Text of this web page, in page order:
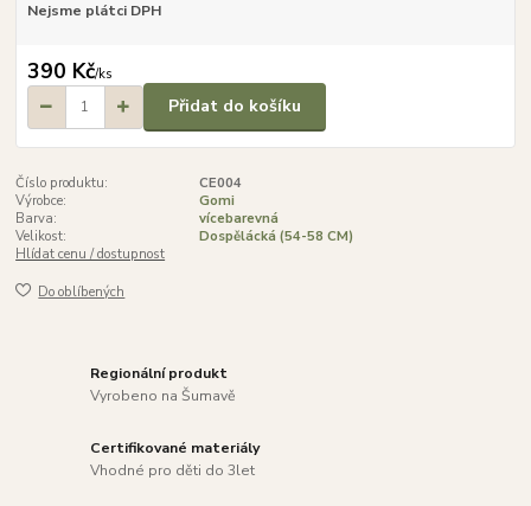
Nejsme plátci DPH
390 Kč/ks
Přidat do košíku
Číslo produktu:
CE004
Výrobce:
Gomi
Barva:
vícebarevná
Velikost:
Dospělácká (54-58 CM)
Hlídat cenu / dostupnost
Do oblíbených
Regionální produkt
Vyrobeno na Šumavě
Certifikované materiály
Vhodné pro děti do 3let